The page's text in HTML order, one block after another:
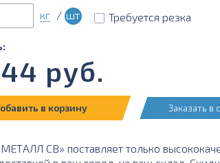
кг / шт Требуется резка
руб.
в корзину Заказать в
СВ» поставляет только